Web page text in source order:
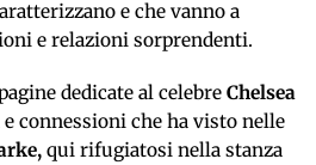
e che vanno a
e relazioni sorprendenti.
dedicate al celebre Chelsea
connessioni che ha visto nelle
qui rifugiatosi nella stanza